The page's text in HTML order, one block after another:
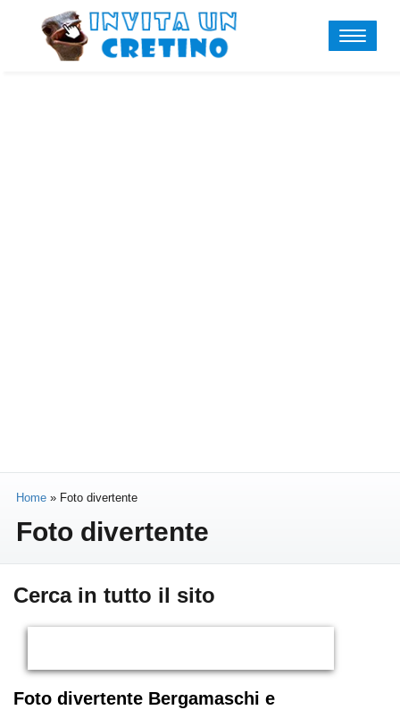
Home » Foto divertente
Foto divertente
Cerca in tutto il sito
Foto divertente Bergamaschi e